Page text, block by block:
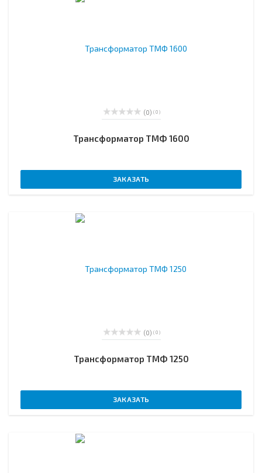
(0) ( 0 )
Трансформатор ТМФ 1600
ЗАКАЗАТЬ
(0) ( 0 )
Трансформатор ТМФ 1250
ЗАКАЗАТЬ